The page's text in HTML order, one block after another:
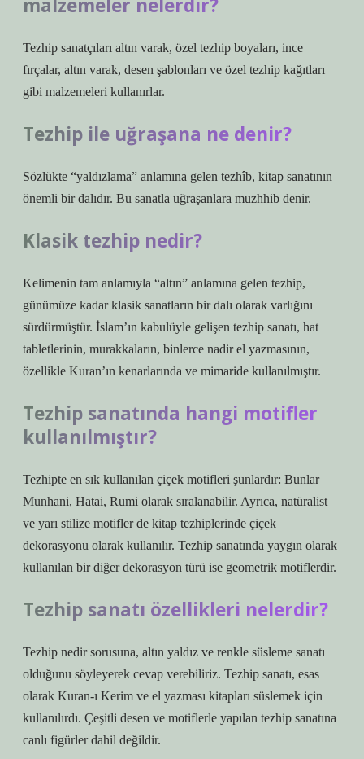
malzemeler nelerdir?
Tezhip sanatçıları altın varak, özel tezhip boyaları, ince
fırçalar, altın varak, desen şablonları ve özel tezhip kağıtları
gibi malzemeleri kullanırlar.
Tezhip ile uğraşana ne denir?
Sözlükte “yaldızlama” anlamına gelen tezhîb, kitap sanatının
önemli bir dalıdır. Bu sanatla uğraşanlara muzhhib denir.
Klasik tezhip nedir?
Kelimenin tam anlamıyla “altın” anlamına gelen tezhip,
günümüze kadar klasik sanatların bir dalı olarak varlığını
sürdürmüştür. İslam’ın kabulüyle gelişen tezhip sanatı, hat
tabletlerinin, murakkaların, binlerce nadir el yazmasının,
özellikle Kuran’ın kenarlarında ve mimaride kullanılmıştır.
Tezhip sanatında hangi motifler
kullanılmıştır?
Tezhipte en sık kullanılan çiçek motifleri şunlardır: Bunlar
Munhani, Hatai, Rumi olarak sıralanabilir. Ayrıca, natüralist
ve yarı stilize motifler de kitap tezhiplerinde çiçek
dekorasyonu olarak kullanılır. Tezhip sanatında yaygın olarak
kullanılan bir diğer dekorasyon türü ise geometrik motiflerdir.
Tezhip sanatı özellikleri nelerdir?
Tezhip nedir sorusuna, altın yaldız ve renkle süsleme sanatı
olduğunu söyleyerek cevap verebiliriz. Tezhip sanatı, esas
olarak Kuran-ı Kerim ve el yazması kitapları süslemek için
kullanılırdı. Çeşitli desen ve motiflerle yapılan tezhip sanatına
canlı figürler dahil değildir.